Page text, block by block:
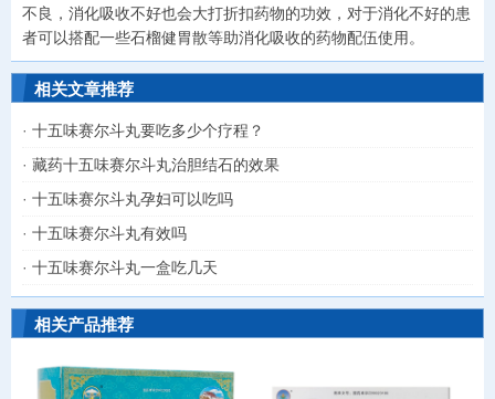
不良，消化吸收不好也会大打折扣药物的功效，对于消化不好的患
者可以搭配一些石榴健胃散等助消化吸收的药物配伍使用。
相关文章推荐
· 十五味赛尔斗丸要吃多少个疗程？
· 藏药十五味赛尔斗丸治胆结石的效果
· 十五味赛尔斗丸孕妇可以吃吗
· 十五味赛尔斗丸有效吗
· 十五味赛尔斗丸一盒吃几天
相关产品推荐